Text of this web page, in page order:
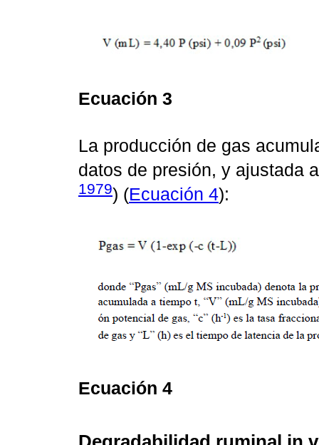
Ecuación 3
La producción de gas
datos de presión, y ajustada
1979) (Ecuación 4):
Ecuación 4